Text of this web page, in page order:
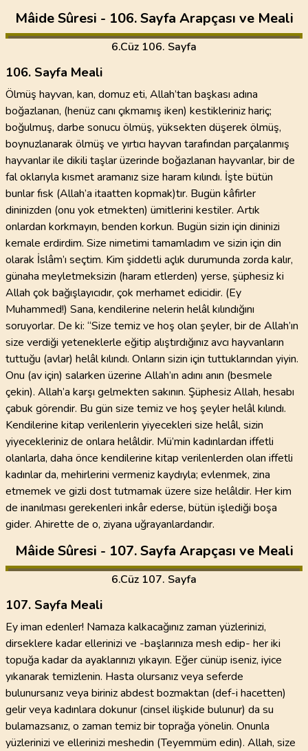
Mâide Sûresi - 106. Sayfa Arapçası ve Meali
6.Cüz 106. Sayfa
106. Sayfa Meali
Ölmüş hayvan, kan, domuz eti, Allah’tan başkası adına
boğazlanan, (henüz canı çıkmamış iken) kestikleriniz hariç;
boğulmuş, darbe sonucu ölmüş, yüksekten düşerek ölmüş,
boynuzlanarak ölmüş ve yırtıcı hayvan tarafından parçalanmış
hayvanlar ile dikili taşlar üzerinde boğazlanan hayvanlar, bir de
fal oklarıyla kısmet aramanız size haram kılındı. İşte bütün
bunlar fısk (Allah’a itaatten kopmak)tır. Bugün kâfirler
dininizden (onu yok etmekten) ümitlerini kestiler. Artık
onlardan korkmayın, benden korkun. Bugün sizin için dininizi
kemale erdirdim. Size nimetimi tamamladım ve sizin için din
olarak İslâm’ı seçtim. Kim şiddetli açlık durumunda zorda kalır,
günaha meyletmeksizin (haram etlerden) yerse, şüphesiz ki
Allah çok bağışlayıcıdır, çok merhamet edicidir. (Ey
Muhammed!) Sana, kendilerine nelerin helâl kılındığını
soruyorlar. De ki: “Size temiz ve hoş olan şeyler, bir de Allah’ın
size verdiği yeteneklerle eğitip alıştırdığınız avcı hayvanların
tuttuğu (avlar) helâl kılındı. Onların sizin için tuttuklarından yiyin.
Onu (av için) salarken üzerine Allah’ın adını anın (besmele
çekin). Allah’a karşı gelmekten sakının. Şüphesiz Allah, hesabı
çabuk görendir. Bu gün size temiz ve hoş şeyler helâl kılındı.
Kendilerine kitap verilenlerin yiyecekleri size helâl, sizin
yiyecekleriniz de onlara helâldir. Mü’min kadınlardan iffetli
olanlarla, daha önce kendilerine kitap verilenlerden olan iffetli
kadınlar da, mehirlerini vermeniz kaydıyla; evlenmek, zina
etmemek ve gizli dost tutmamak üzere size helâldir. Her kim
de inanılması gerekenleri inkâr ederse, bütün işlediği boşa
gider. Ahirette de o, ziyana uğrayanlardandır.
Mâide Sûresi - 107. Sayfa Arapçası ve Meali
6.Cüz 107. Sayfa
107. Sayfa Meali
Ey iman edenler! Namaza kalkacağınız zaman yüzlerinizi,
dirseklere kadar ellerinizi ve -başlarınıza mesh edip- her iki
topuğa kadar da ayaklarınızı yıkayın. Eğer cünüp iseniz, iyice
yıkanarak temizlenin. Hasta olursanız veya seferde
bulunursanız veya biriniz abdest bozmaktan (def-i hacetten)
gelir veya kadınlara dokunur (cinsel ilişkide bulunur) da su
bulamazsanız, o zaman temiz bir toprağa yönelin. Onunla
yüzlerinizi ve ellerinizi meshedin (Teyemmüm edin). Allah, size